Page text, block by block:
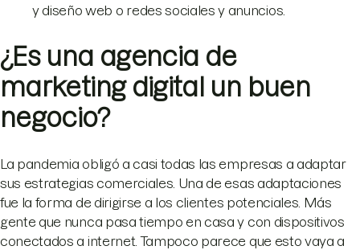
y diseño web o redes sociales y anuncios.
¿Es una agencia de
marketing digital un buen
negocio?
La pandemia obligó a casi todas las empresas a adaptar
sus estrategias comerciales. Una de esas adaptaciones
fue la forma de dirigirse a los clientes potenciales. Más
gente que nunca pasa tiempo en casa y con dispositivos
conectados a internet. Tampoco parece que esto vaya a